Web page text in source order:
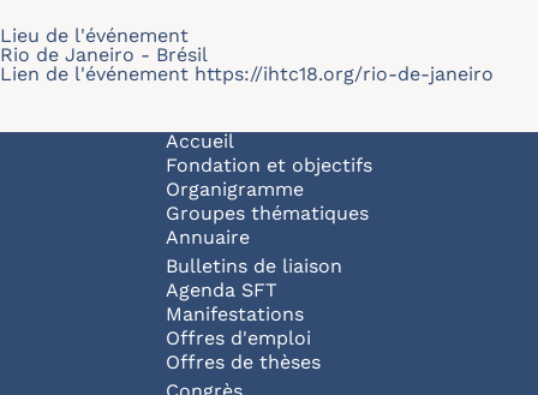
Lieu de l'événement
Rio de Janeiro - Brésil
Lien de l'événement https://ihtc18.org/rio-de-janeiro
Navigation principale
Accueil
Fondation et objectifs
Organigramme
Groupes thématiques
Annuaire
Bulletins de liaison
Agenda SFT
Manifestations
Offres d'emploi
Offres de thèses